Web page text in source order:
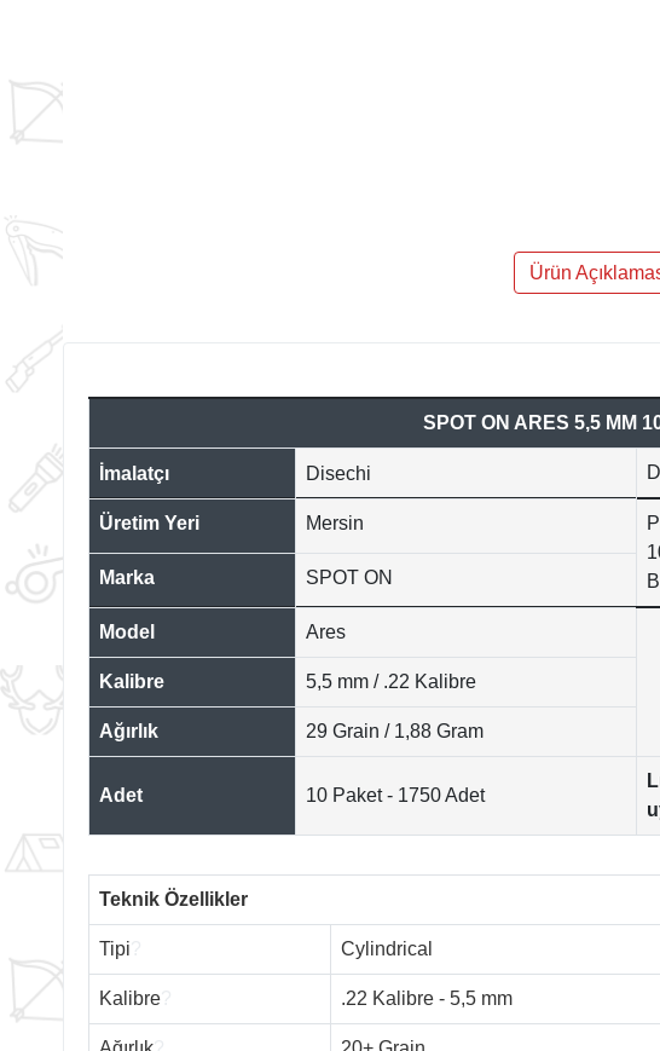
Ürün
SPOT ON ARES 5,5 MM
İmalatçı Disechi
Üretim Yeri Mersin
Marka SPOT ON
Model Ares
Kalibre 5,5 mm / .22 Kalibre
Ağırlık 29 Grain / 1,88 Gram
Adet 10 Paket - 1750 Adet
Teknik Özellikler
Tipi Cylindrical
Kalibre .22 Kalibre - 5,5 mm